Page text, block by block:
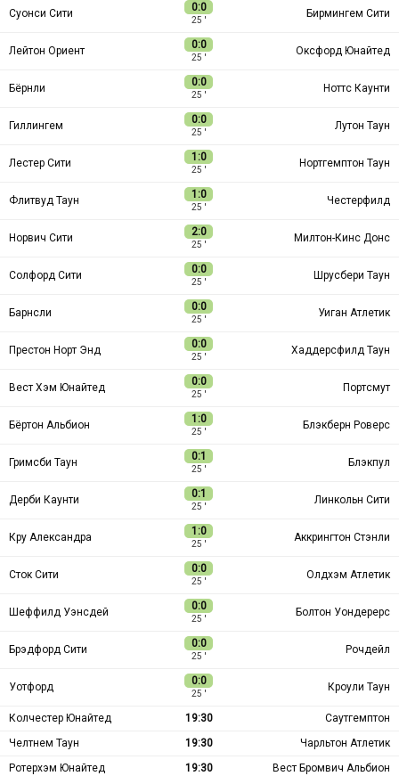
Суонси Сити 0:0
25 ′
Бирмингем Сити
Лейтон Ориент 0:0
25 ′
Оксфорд Юнайтед
Бёрнли 0:0
25 ′
Ноттс Каунти
Гиллингем 0:0
25 ′
Лутон Таун
Лестер Сити 1:0
25 ′
Нортгемптон Таун
Флитвуд Таун 1:0
25 ′
Честерфилд
Норвич Сити 2:0
25 ′
Милтон-Кинс Донс
Солфорд Сити 0:0
25 ′
Шрусбери Таун
Барнсли 0:0
25 ′
Уиган Атлетик
Престон Норт Энд 0:0
25 ′
Хаддерсфилд Таун
Вест Хэм Юнайтед 0:0
25 ′
Портсмут
Бёртон Альбион 1:0
25 ′
Блэкберн Роверс
Гримсби Таун 0:1
25 ′
Блэкпул
Дерби Каунти 0:1
25 ′
Линкольн Сити
Кру Александра 1:0
25 ′
Аккрингтон Стэнли
Сток Сити 0:0
25 ′
Олдхэм Атлетик
Шеффилд Уэнсдей 0:0
25 ′
Болтон Уондерерс
Брэдфорд Сити 0:0
25 ′
Рочдейл
Уотфорд 0:0
25 ′
Кроули Таун
Колчестер Юнайтед 19:30
Саутгемптон
Челтнем Таун
19:30
Чарльтон Атлетик
Ротерхэм Юнайтед
19:30 Вест Бромвич Альбион